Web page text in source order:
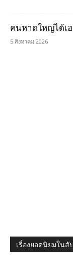
คนหาดใหญ่ได้เ
5 สิงหาคม 2026
เรื่องยอดนิยมในสั